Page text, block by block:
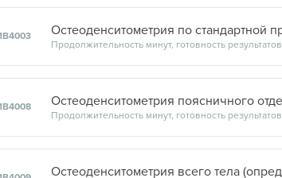
Продолжительность минут, готовность
Продолжительность минут, готовность
Остеоденситометрия всего тела